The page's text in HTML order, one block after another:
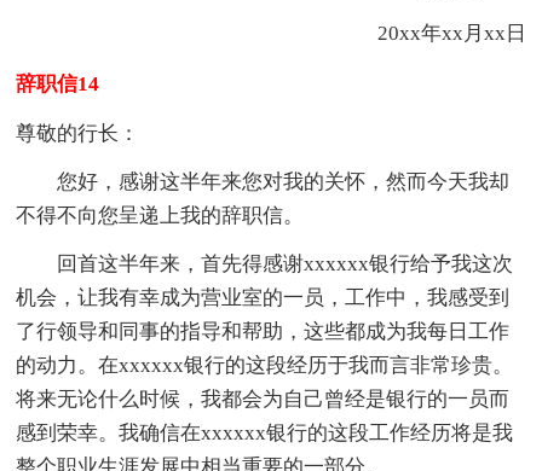
20xx年xx月xx日
辞职信14
尊敬的行长：
您好，感谢这半年来您对我的关怀，然而今天我却
不得不向您呈递上我的辞职信。
回首这半年来，首先得感谢xxxxxx银行给予我这次
机会，让我有幸成为营业室的一员，工作中，我感受到
了行领导和同事的指导和帮助，这些都成为我每日工作
的动力。在xxxxxx银行的这段经历于我而言非常珍贵。
将来无论什么时候，我都会为自己曾经是银行的一员而
感到荣幸。我确信在xxxxxx银行的这段工作经历将是我